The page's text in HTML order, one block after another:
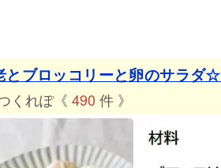
ブロッコリーと卵のサラダ☆
くれぽ《 490 件 》